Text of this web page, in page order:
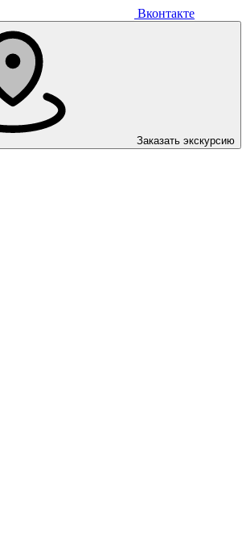
Вконтакте
Заказать экскурсию